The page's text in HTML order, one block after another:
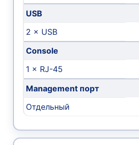
USB
2 × USB
Console
1 × RJ-45
Management порт
Отдельный